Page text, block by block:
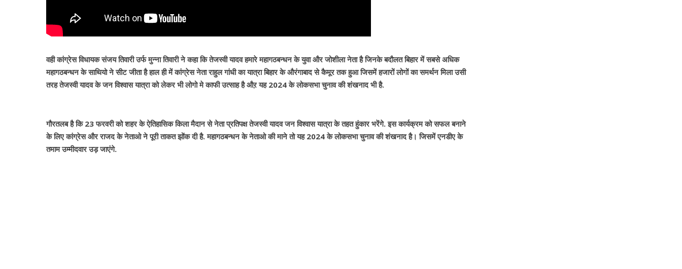
वही कांग्रेस विधायक संजय तिवारी उर्फ मुन्ना तिवारी ने कहा कि तेजस्वी यादव हमारे महागठबन्धन के युवा और जोशीला नेता है जिनके बदौलत बिहार में सबसे अधिक
महागठबन्धन के साथियो ने सीट जीता है हाल ही में कांग्रेस नेता राहुल गांधी का यात्रा बिहार के औरंगाबाद से कैमूर तक हुआ जिसमें हजारों लोगों का समर्थन मिला उसी
तरह तेजस्वी यादव के जन विश्वास यात्रा को लेकर भी लोगो मे काफी उत्साह है औऱ यह 2024 के लोकसभा चुनाव की शंखनाद भी है.
गौरतलब है कि 23 फरवरी को शहर के ऐतिहासिक किला मैदान से नेता प्रतिपक्ष तेजस्वी यादव जन विश्वास यात्रा के तहत हुंकार भरेंगे. इस कार्यक्रम को सफल बनाने
के लिए कांग्रेस और राजद के नेताओ ने पूरी ताकत झोंक दी है. महागठबन्धन के नेताओ की माने तो यह 2024 के लोकसभा चुनाव की शंखनाद है। जिसमें एनडीए के
तमाम उम्मीदवार उड़ जाएंगे.